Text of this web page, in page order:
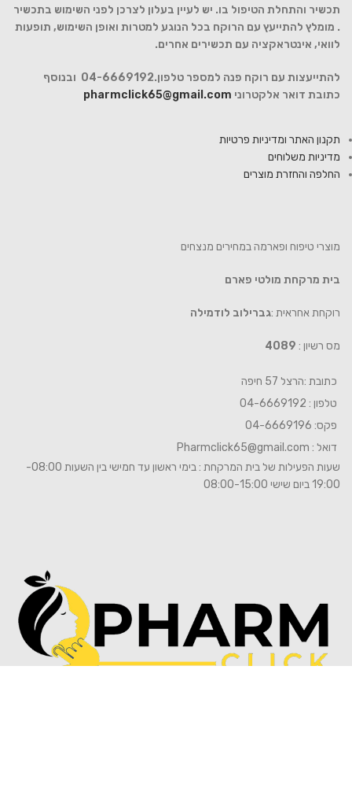
תכשיר והתחלת הטיפול בו. יש לעיין בעלון לצרכן לפני השימוש בתכשיר
. מומלץ להתייעץ עם הרוקח בכל הנוגע למטרות ואופן השימוש, תופעות
לוואי, אינטראקציה עם תכשירים אחרים.
להתייעצות עם רוקח פנה למספר טלפון.04-6669192 ובנוסף
כתובת דואר אלקטרוני pharmclick65@gmail.com
תקנון האתר ומדיניות פרטיות
מדיניות משלוחים
החלפה והחזרת מוצרים
מוצרי טיפוח ופארמה במחירים מנצחים
בית מרקחת מולטי פארם
רוקחת אחראית :גברילוב לודמילה
מס רשיון : 4089
כתובת :הרצל 57 חיפה
טלפון : 04-6669192
פקס: 04-6669196
דואל : Pharmclick65@gmail.com
שעות הפעילות של בית המרקחת : בימי ראשון עד חמישי בין השעות 08:00-
19:00 ביום שישי 08:00-15:00